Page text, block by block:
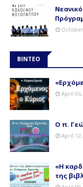
ΒΙΝΤΕΟ
April
Ο π.
April
«Η
της